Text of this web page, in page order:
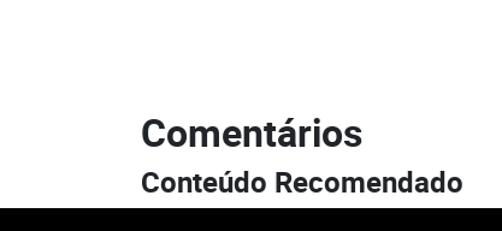
Comentários
Conteúdo Recomendado